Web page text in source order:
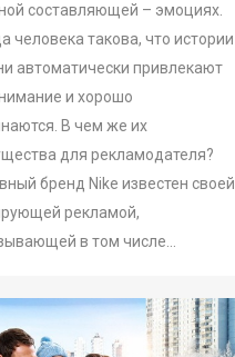
составляющей – эмоциях.
человека такова, что истории
автоматически привлекают
и хорошо
В чем же их
для рекламодателя?
бренд Nike известен своей
рекламой,
в том числе...